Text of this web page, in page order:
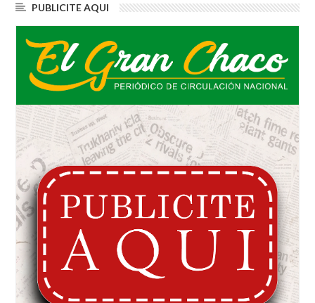
PUBLICITE AQUI